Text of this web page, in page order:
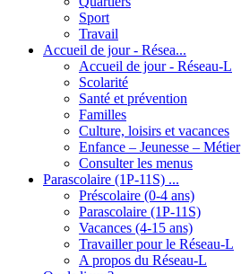
Sport
Travail
Accueil de jour - Résea...
Accueil de jour - Réseau-L
Scolarité
Santé et prévention
Familles
Culture, loisirs et vacances
Enfance – Jeunesse – Métier
Consulter les menus
Parascolaire (1P-11S) ...
Préscolaire (0-4 ans)
Parascolaire (1P-11S)
Vacances (4-15 ans)
Travailler pour le Réseau-L
A propos du Réseau-L